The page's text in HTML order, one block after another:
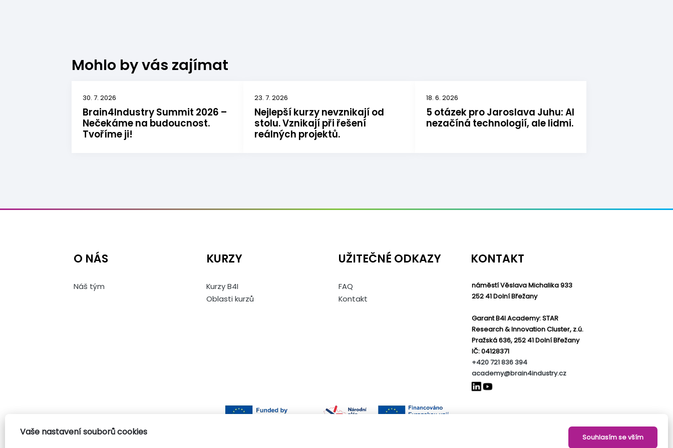
Mohlo by vás zajímat
30. 7. 2026
Brain4Industry Summit 2026 –
Nečekáme na budoucnost.
Tvoříme ji!
23. 7. 2026
Nejlepší kurzy nevznikají od
stolu. Vznikají při řešení
reálných projektů.
18. 6. 2026
5 otázek pro Jaroslava Juhu: AI
nezačíná technologií, ale lidmi.
O NÁS
Náš tým
KURZY
Kurzy B4I
Oblasti kurzů
UŽITEČNÉ ODKAZY
FAQ
Kontakt
KONTAKT
náměstí Věslava Michalika 933
252 41 Dolní Břežany
Garant B4I Academy: STAR
Research & Innovation Cluster, z.ú.
Pražská 636, 252 41 Dolní Břežany
IČ: 04128371
+420 721 836 394
academy@brain4industry.cz
Vaše nastavení souborů cookies Souhlasím se vším